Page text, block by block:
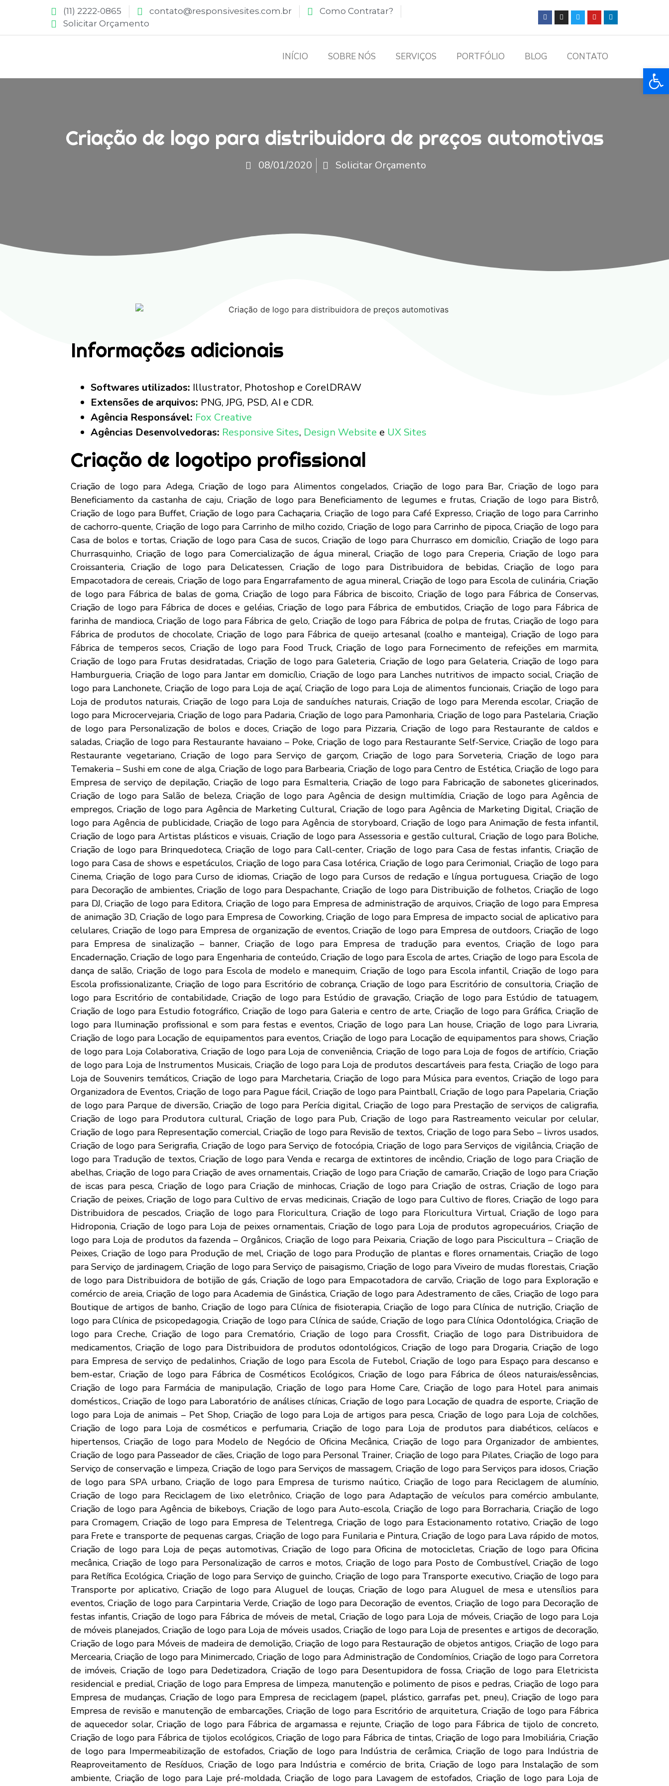
(11) 2222-0865 contato@responsivesites.com.br
Como Contratar?
Solicitar Orçamento
INÍCIO SOBRE NÓS SERVIÇOS PORTFÓLIO BLOG CONTATO
Criação de logo para distribuidora de preços automotivas
08/01/2020 Solicitar Orçamento
Informações adicionais
Softwares utilizados: Illustrator, Photoshop e CorelDRAW
Extensões de arquivos: PNG, JPG, PSD, AI e CDR.
Agência Responsável: Fox Creative
Agências Desenvolvedoras: Responsive Sites, Design Website e UX Sites
Criação de logotipo profissional
Criação de logo para Adega, Criação de logo para Alimentos congelados, Criação de logo para Bar, Criação de logo para Beneficiamento da castanha de caju, Criação de logo para Beneficiamento de legumes e frutas, Criação de logo para Bistrô, Criação de logo para Buffet, Criação de logo para Cachaçaria, Criação de logo para Café Expresso, Criação de logo para Carrinho de cachorro-quente, Criação de logo para Carrinho de milho cozido, Criação de logo para Carrinho de pipoca, Criação de logo para Casa de bolos e tortas, Criação de logo para Casa de sucos, Criação de logo para Churrasco em domicílio, Criação de logo para Churrasquinho, Criação de logo para Comercialização de água mineral, Criação de logo para Creperia, Criação de logo para Croissanteria, Criação de logo para Delicatessen, Criação de logo para Distribuidora de bebidas, Criação de logo para Empacotadora de cereais, Criação de logo para Engarrafamento de agua mineral, Criação de logo para Escola de culinária, Criação de logo para Fábrica de balas de goma, Criação de logo para Fábrica de biscoito, Criação de logo para Fábrica de Conservas, Criação de logo para Fábrica de doces e geléias, Criação de logo para Fábrica de embutidos, Criação de logo para Fábrica de farinha de mandioca, Criação de logo para Fábrica de gelo, Criação de logo para Fábrica de polpa de frutas, Criação de logo para Fábrica de produtos de chocolate, Criação de logo para Fábrica de queijo artesanal (coalho e manteiga), Criação de logo para Fábrica de temperos secos, Criação de logo para Food Truck, Criação de logo para Fornecimento de refeições em marmita, Criação de logo para Frutas desidratadas, Criação de logo para Galeteria, Criação de logo para Gelateria, Criação de logo para Hamburgueria, Criação de logo para Jantar em domicílio, Criação de logo para Lanches nutritivos de impacto social, Criação de logo para Lanchonete, Criação de logo para Loja de açaí, Criação de logo para Loja de alimentos funcionais, Criação de logo para Loja de produtos naturais, Criação de logo para Loja de sanduíches naturais, Criação de logo para Merenda escolar, Criação de logo para Microcervejaria, Criação de logo para Padaria, Criação de logo para Pamonharia, Criação de logo para Pastelaria, Criação de logo para Personalização de bolos e doces, Criação de logo para Pizzaria, Criação de logo para Restaurante de caldos e saladas, Criação de logo para Restaurante havaiano – Poke, Criação de logo para Restaurante Self-Service, Criação de logo para Restaurante vegetariano, Criação de logo para Serviço de garçom, Criação de logo para Sorveteria, Criação de logo para Temakeria – Sushi em cone de alga, Criação de logo para Barbearia, Criação de logo para Centro de Estética, Criação de logo para Empresa de serviço de depilação, Criação de logo para Esmalteria, Criação de logo para Fabricação de sabonetes glicerinados, Criação de logo para Salão de beleza, Criação de logo para Agência de design multimídia, Criação de logo para Agência de empregos, Criação de logo para Agência de Marketing Cultural, Criação de logo para Agência de Marketing Digital, Criação de logo para Agência de publicidade, Criação de logo para Agência de storyboard, Criação de logo para Animação de festa infantil, Criação de logo para Artistas plásticos e visuais, Criação de logo para Assessoria e gestão cultural, Criação de logo para Boliche, Criação de logo para Brinquedoteca, Criação de logo para Call-center, Criação de logo para Casa de festas infantis, Criação de logo para Casa de shows e espetáculos, Criação de logo para Casa lotérica, Criação de logo para Cerimonial, Criação de logo para Cinema, Criação de logo para Curso de idiomas, Criação de logo para Cursos de redação e língua portuguesa, Criação de logo para Decoração de ambientes, Criação de logo para Despachante, Criação de logo para Distribuição de folhetos, Criação de logo para DJ, Criação de logo para Editora, Criação de logo para Empresa de administração de arquivos, Criação de logo para Empresa de animação 3D, Criação de logo para Empresa de Coworking, Criação de logo para Empresa de impacto social de aplicativo para celulares, Criação de logo para Empresa de organização de eventos, Criação de logo para Empresa de outdoors, Criação de logo para Empresa de sinalização – banner, Criação de logo para Empresa de tradução para eventos, Criação de logo para Encadernação, Criação de logo para Engenharia de conteúdo, Criação de logo para Escola de artes, Criação de logo para Escola de dança de salão, Criação de logo para Escola de modelo e manequim, Criação de logo para Escola infantil, Criação de logo para Escola profissionalizante, Criação de logo para Escritório de cobrança, Criação de logo para Escritório de consultoria, Criação de logo para Escritório de contabilidade, Criação de logo para Estúdio de gravação, Criação de logo para Estúdio de tatuagem, Criação de logo para Estudio fotográfico, Criação de logo para Galeria e centro de arte, Criação de logo para Gráfica, Criação de logo para Iluminação profissional e som para festas e eventos, Criação de logo para Lan house, Criação de logo para Livraria, Criação de logo para Locação de equipamentos para eventos, Criação de logo para Locação de equipamentos para shows, Criação de logo para Loja Colaborativa, Criação de logo para Loja de conveniência, Criação de logo para Loja de fogos de artifício, Criação de logo para Loja de Instrumentos Musicais, Criação de logo para Loja de produtos descartáveis para festa, Criação de logo para Loja de Souvenirs temáticos, Criação de logo para Marchetaria, Criação de logo para Música para eventos, Criação de logo para Organizadora de Eventos, Criação de logo para Pague fácil, Criação de logo para Paintball, Criação de logo para Papelaria, Criação de logo para Parque de diversão, Criação de logo para Perícia digital, Criação de logo para Prestação de serviços de caligrafia, Criação de logo para Produtora cultural, Criação de logo para Pub, Criação de logo para Rastreamento veicular por celular, Criação de logo para Representação comercial, Criação de logo para Revisão de textos, Criação de logo para Sebo – livros usados, Criação de logo para Serigrafia, Criação de logo para Serviço de fotocópia, Criação de logo para Serviços de vigilância, Criação de logo para Tradução de textos, Criação de logo para Venda e recarga de extintores de incêndio, Criação de logo para Criação de abelhas, Criação de logo para Criação de aves ornamentais, Criação de logo para Criação de camarão, Criação de logo para Criação de iscas para pesca, Criação de logo para Criação de minhocas, Criação de logo para Criação de ostras, Criação de logo para Criação de peixes, Criação de logo para Cultivo de ervas medicinais, Criação de logo para Cultivo de flores, Criação de logo para Distribuidora de pescados, Criação de logo para Floricultura, Criação de logo para Floricultura Virtual, Criação de logo para Hidroponia, Criação de logo para Loja de peixes ornamentais, Criação de logo para Loja de produtos agropecuários, Criação de logo para Loja de produtos da fazenda – Orgânicos, Criação de logo para Peixaria, Criação de logo para Piscicultura – Criação de Peixes, Criação de logo para Produção de mel, Criação de logo para Produção de plantas e flores ornamentais, Criação de logo para Serviço de jardinagem, Criação de logo para Serviço de paisagismo, Criação de logo para Viveiro de mudas florestais, Criação de logo para Distribuidora de botijão de gás, Criação de logo para Empacotadora de carvão, Criação de logo para Exploração e comércio de areia, Criação de logo para Academia de Ginástica, Criação de logo para Adestramento de cães, Criação de logo para Boutique de artigos de banho, Criação de logo para Clínica de fisioterapia, Criação de logo para Clínica de nutrição, Criação de logo para Clínica de psicopedagogia, Criação de logo para Clínica de saúde, Criação de logo para Clínica Odontológica, Criação de logo para Creche, Criação de logo para Crematório, Criação de logo para Crossfit, Criação de logo para Distribuidora de medicamentos, Criação de logo para Distribuidora de produtos odontológicos, Criação de logo para Drogaria, Criação de logo para Empresa de serviço de pedalinhos, Criação de logo para Escola de Futebol, Criação de logo para Espaço para descanso e bem-estar, Criação de logo para Fábrica de Cosméticos Ecológicos, Criação de logo para Fábrica de óleos naturais/essências, Criação de logo para Farmácia de manipulação, Criação de logo para Home Care, Criação de logo para Hotel para animais domésticos., Criação de logo para Laboratório de análises clínicas, Criação de logo para Locação de quadra de esporte, Criação de logo para Loja de animais – Pet Shop, Criação de logo para Loja de artigos para pesca, Criação de logo para Loja de colchões, Criação de logo para Loja de cosméticos e perfumaria, Criação de logo para Loja de produtos para diabéticos, celíacos e hipertensos, Criação de logo para Modelo de Negócio de Oficina Mecânica, Criação de logo para Organizador de ambientes, Criação de logo para Passeador de cães, Criação de logo para Personal Trainer, Criação de logo para Pilates, Criação de logo para Serviço de conservação e limpeza, Criação de logo para Serviços de massagem, Criação de logo para Serviços para idosos, Criação de logo para SPA urbano, Criação de logo para Empresa de turismo naútico, Criação de logo para Reciclagem de alumínio, Criação de logo para Reciclagem de lixo eletrônico, Criação de logo para Adaptação de veículos para comércio ambulante, Criação de logo para Agência de bikeboys, Criação de logo para Auto-escola, Criação de logo para Borracharia, Criação de logo para Cromagem, Criação de logo para Empresa de Telentrega, Criação de logo para Estacionamento rotativo, Criação de logo para Frete e transporte de pequenas cargas, Criação de logo para Funilaria e Pintura, Criação de logo para Lava rápido de motos, Criação de logo para Loja de peças automotivas, Criação de logo para Oficina de